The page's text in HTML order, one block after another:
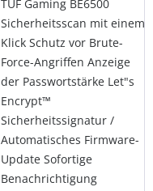
TUF Gaming BE6500
Sicherheitsscan mit einem
Klick Schutz vor Brute-
Force-Angriffen Anzeige
der Passwortstärke Let"s
Encrypt™
Sicherheitssignatur /
Automatisches Firmware-
Update Sofortige
Benachrichtigung